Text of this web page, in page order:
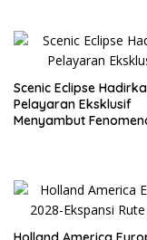
Scenic Eclipse
Pelayaran Eksklusif
Menyambut